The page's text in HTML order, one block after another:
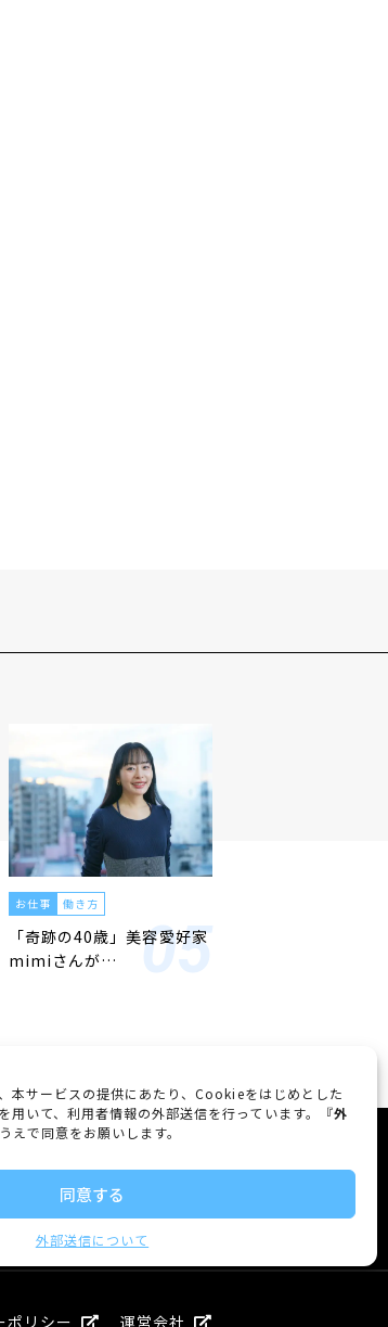
本サービスの提供にあたり、Cookieをはじめとした
用いて、利用者情報の外部送信を行っています。『外
えで同意をお願いします。
同意する
外部送信について
お仕事 働き方
「奇跡の40歳」美容愛好家
mimiさんが…
ポリシー 運営会社